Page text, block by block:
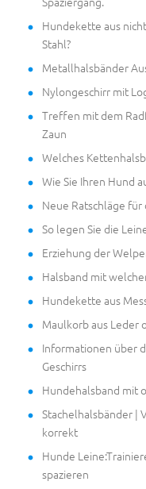
Hundekette aus
Stahl?
Metallhalsbänder
Nylongeschirr mit
Treffen mit dem
Zaun
Welches
Wie Sie Ihren Hund
Neue Ratschläge für
So legen Sie die
Erziehung der
Halsband mit
Hundekette aus
Maulkorb aus Leder
Informationen über
Geschirrs
Hundehalsband mit
Stachelhalsbänder |
korrekt
Hunde
spazieren